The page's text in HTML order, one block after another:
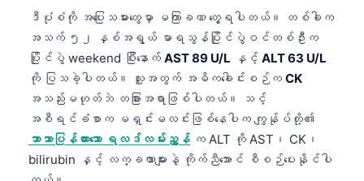
ဒီပုံစံကို အပြေးသမားတွေမှာ မကြာခဏ တွေ့ရပါတယ်။ တစ်ခါက
အသက် ၅၂ နှစ်အရွယ် မာရသွန်ပြိုင်ပွဲဝင်တစ်ဦးက
ပြိုင်ပွဲ weekend ပြီးနောက် AST 89 U/L နှင့် ALT 63 U/L
ကို ပြသခဲ့ပါတယ်။ သူ့အတွက် အဓိကခေါင်းစဉ်က CK
အသည်းမဟုတ်ဘဲ တခြားအရာဖြစ်ပါတယ်။ သင့်
အစီရင်ခံစာက မရှင်းမလင်းဖြစ်နေပါက ကျွန်ုပ်တို့၏
ဘာသာပြန်ထားသော ရလဒ်လမ်းညွှန် က ALT ကို AST၊ CK၊
bilirubin နှင့် လက္ခဏာများနဲ့ ကိုက်ညီအောင် စီစဉ်ပေးနိုင်ပါ
Occitan
العربية المغربية
Afrikaans
Монгол
ພາສາລາວ
Basa Jawa